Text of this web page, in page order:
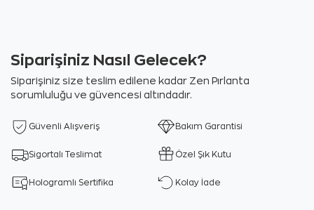
Siparişiniz Nasıl Gelecek?
Siparişiniz size teslim edilene kadar Zen Pırlanta
sorumluluğu ve güvencesi altındadır.
Güvenli Alışveriş Bakım Garantisi
Sigortalı Teslimat Özel Şık Kutu
Hologramlı Sertifika Kolay İade